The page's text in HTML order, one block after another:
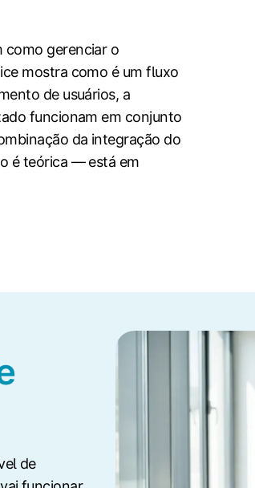
como gerenciar o
mostra como é um fluxo
de usuários, a
funcionam em conjunto
da integração do
é teórica — está em
de